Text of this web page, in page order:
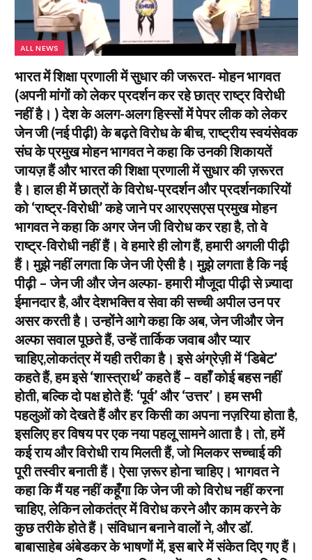
ALL NEWS
भारत में शिक्षा प्रणाली में सुधार की जरूरत- मोहन भागवत
(अपनी मांगों को लेकर प्रदर्शन कर रहे छात्र राष्ट्र विरोधी
नहीं है। ) देश के अलग-अलग हिस्सों में पेपर लीक को लेकर
जेन जी (नई पीढ़ी) के बढ़ते विरोध के बीच, राष्ट्रीय स्वयंसेवक
संघ के प्रमुख मोहन भागवत ने कहा कि उनकी शिकायतें
जायज़ हैं और भारत की शिक्षा प्रणाली में सुधार की ज़रूरत
है। हाल ही में छात्रों के विरोध-प्रदर्शन और प्रदर्शनकारियों
को ‘राष्ट्र-विरोधी’ कहे जाने पर आरएसएस प्रमुख मोहन
भागवत ने कहा कि अगर जेन जी विरोध कर रहा है, तो वे
राष्ट्र-विरोधी नहीं हैं। वे हमारे ही लोग हैं, हमारी अगली पीढ़ी
हैं। मुझे नहीं लगता कि जेन जी ऐसी है। मुझे लगता है कि नई
पीढ़ी – जेन जी और जेन अल्फा- हमारी मौजूदा पीढ़ी से ज़्यादा
ईमानदार है, और देशभक्ति व सेवा की सच्ची अपील उन पर
असर करती है। उन्होंने आगे कहा कि अब, जेन जीऔर जेन
अल्फा सवाल पूछते हैं, उन्हें तार्किक जवाब और प्यार
चाहिए,लोकतंत्र में यही तरीका है। इसे अंग्रेज़ी में ‘डिबेट’
कहते हैं, हम इसे ‘शास्त्रार्थ’ कहते हैं – वहाँ कोई बहस नहीं
होती, बल्कि दो पक्ष होते हैं: ‘पूर्व’ और ‘उत्तर’। हम सभी
पहलुओं को देखते हैं और हर किसी का अपना नज़रिया होता है,
इसलिए हर विषय पर एक नया पहलू सामने आता है। तो, हमें
कई राय और विरोधी राय मिलती हैं, जो मिलकर सच्चाई की
पूरी तस्वीर बनाती हैं। ऐसा ज़रूर होना चाहिए। भागवत ने
कहा कि मैं यह नहीं कहूँगा कि जेन जी को विरोध नहीं करना
चाहिए, लेकिन लोकतंत्र में विरोध करने और काम करने के
कुछ तरीके होते हैं। संविधान बनाने वालों ने, और डॉ.
बाबासाहेब अंबेडकर के भाषणों में, इस बारे में संकेत दिए गए हैं।